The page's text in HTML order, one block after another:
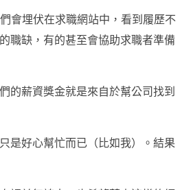
會埋伏在求職網站中，看到履歷不
職缺，有的甚至會協助求職者準備
的薪資獎金就是來自於幫公司找到
是好心幫忙而已（比如我）。結果